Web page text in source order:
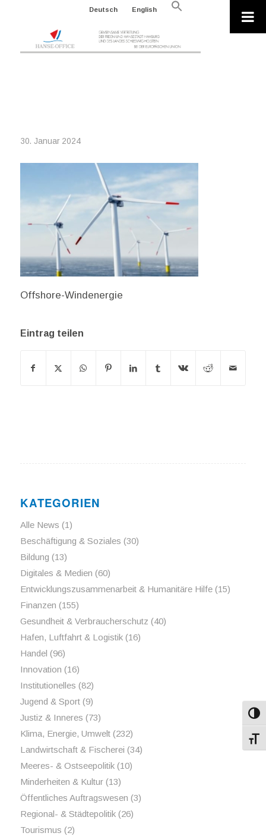
Deutsch English
Search
30. Januar 2024
Offshore-Windenergie
Eintrag teilen
KATEGORIEN
Alle News (1)
Beschäftigung & Soziales (30)
Bildung (13)
Digitales & Medien (60)
Entwicklungszusammenarbeit & Humanitäre Hilfe(15)
Finanzen (155)
Gesundheit & Verbraucherschutz (40)
Hafen, Luftfahrt & Logistik(16)
Handel (96)
Innovation (16)
Institutionelles (82)
Jugend & Sport(9)
Justiz & Inneres (73)
Klima, Energie, Umwelt(232)
Landwirtschaft & Fischerei (34)
Meeres- & Ostseepolitik(10)
Minderheiten & Kultur(13)
Öffentliches Auftragswesen (3)
Regional- & Städtepolitik(26)
Tourismus (2)